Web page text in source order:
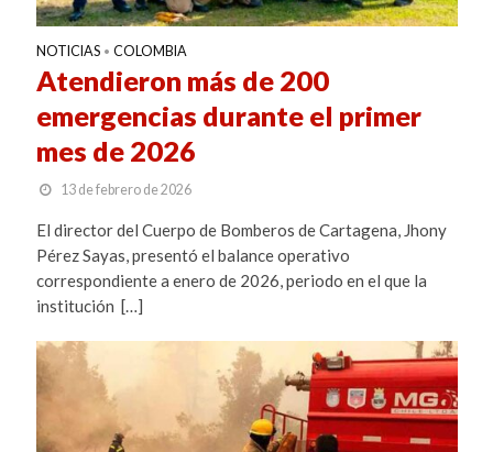
NOTICIAS • COLOMBIA
Atendieron más de 200
emergencias durante el primer
mes de 2026
13 de febrero de 2026
El director del Cuerpo de Bomberos de Cartagena, Jhony
Pérez Sayas, presentó el balance operativo
correspondiente a enero de 2026, periodo en el que la
institución […]